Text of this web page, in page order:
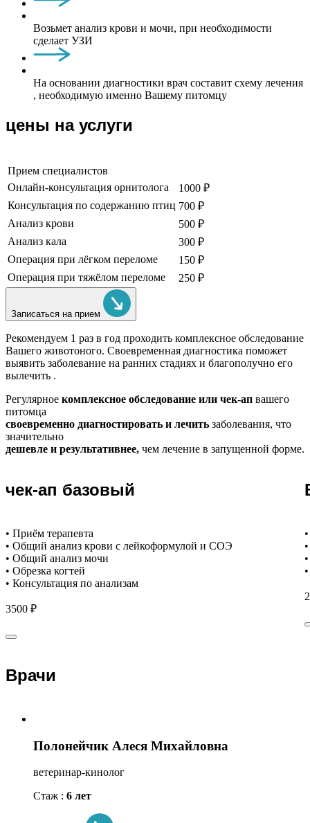
Возьмет анализ крови и мочи, при необходимости
сделает УЗИ
На основании диагностики врач составит схему лечения
, необходимую именно Вашему питомцу
цены на услуги
Прием специалистов
Онлайн-консультация орнитолога
1000 ₽
Консультация по содержанию птиц 700 ₽
Анализ крови
500 ₽
Анализ кала
300 ₽
Операция при лёгком переломе
150 ₽
Операция при тяжёлом переломе
250 ₽
Записаться на прием
Рекомендуем 1 раз в год проходить комплексное обследование
Вашего животоного. Своевременная диагностика поможет
выявить заболевание на ранних стадиях и благополучно его
вылечить .
Регулярное комплексное обследование или чек-ап вашего
питомца
своевременно диагностировать и лечить заболевания, что
значительно
дешевле и результативнее, чем лечение в запущенной форме.
чек-ап базовый
• Приём терапевта
• Общий анализ крови с лейкоформулой и СОЭ
• Общий анализ мочи
• Обрезка когтей
• Консультация по анализам
3500 ₽
Врачи
Полонейчик Алеся Михайловна
ветеринар-кинолог
Стаж : 6 лет